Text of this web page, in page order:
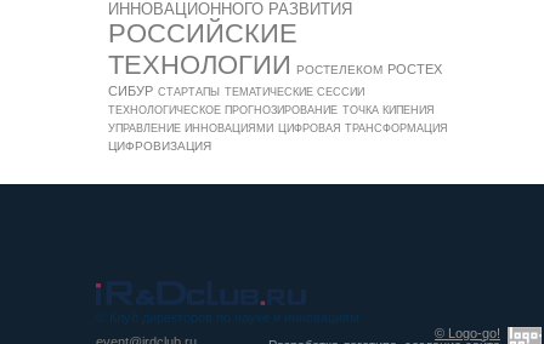
ИННОВАЦИОННОГО РАЗВИТИЯ
РОССИЙСКИЕ
ТЕХНОЛОГИИ
РОСТЕЛЕКОМ РОСТЕХ
СИБУР СТАРТАПЫ ТЕМАТИЧЕСКИЕ СЕССИИ
ТЕХНОЛОГИЧЕСКОЕ ПРОГНОЗИРОВАНИЕ ТОЧКА КИПЕНИЯ
УПРАВЛЕНИЕ ИННОВАЦИЯМИ ЦИФРОВАЯ ТРАНСФОРМАЦИЯ
ЦИФРОВИЗАЦИЯ
© Клуб директоров по науке и инновациям
© Logo-go!